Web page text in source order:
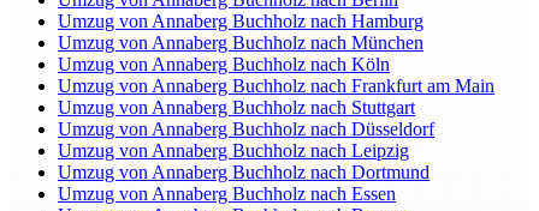
Umzug von Annaberg Buchholz nach Hamburg
Umzug von Annaberg Buchholz nach München
Umzug von Annaberg Buchholz nach Köln
Umzug von Annaberg Buchholz nach Frankfurt am Main
Umzug von Annaberg Buchholz nach Stuttgart
Umzug von Annaberg Buchholz nach Düsseldorf
Umzug von Annaberg Buchholz nach Leipzig
Umzug von Annaberg Buchholz nach Dortmund
Umzug von Annaberg Buchholz nach Essen